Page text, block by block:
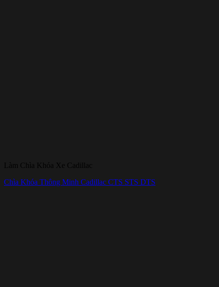
Làm Chìa Khóa Xe Cadillac
Chìa Khóa Thông Minh Cadillac CTS STS DTS